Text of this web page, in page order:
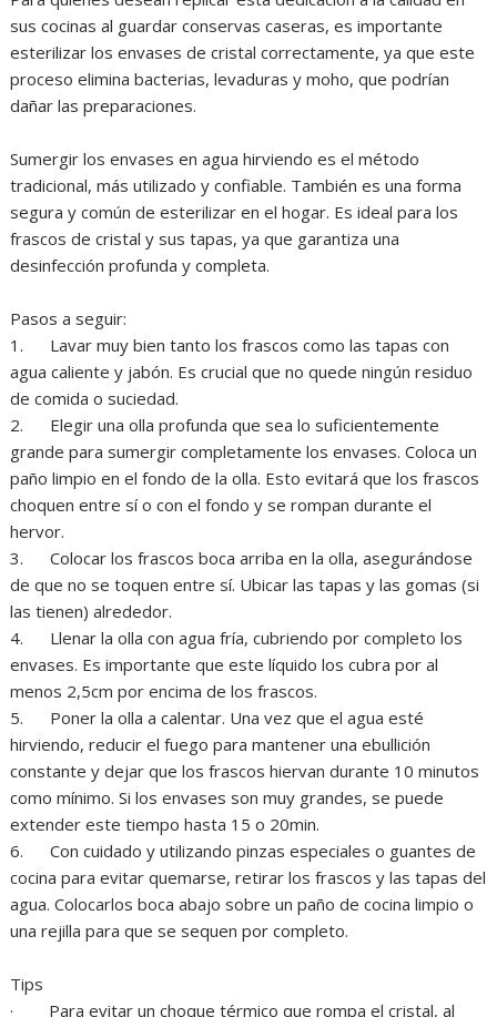
sus cocinas al guardar conservas caseras, es importante
esterilizar los envases de cristal correctamente, ya que este
proceso elimina bacterias, levaduras y moho, que podrían
dañar las preparaciones.
Sumergir los envases en agua hirviendo es el método
tradicional, más utilizado y confiable. También es una forma
segura y común de esterilizar en el hogar. Es ideal para los
frascos de cristal y sus tapas, ya que garantiza una
desinfección profunda y completa.
Pasos a seguir:
1. Lavar muy bien tanto los frascos como las tapas con
agua caliente y jabón. Es crucial que no quede ningún residuo
de comida o suciedad.
2. Elegir una olla profunda que sea lo suficientemente
grande para sumergir completamente los envases. Coloca un
paño limpio en el fondo de la olla. Esto evitará que los frascos
choquen entre sí o con el fondo y se rompan durante el
hervor.
3. Colocar los frascos boca arriba en la olla, asegurándose
de que no se toquen entre sí. Ubicar las tapas y las gomas (si
las tienen) alrededor.
4. Llenar la olla con agua fría, cubriendo por completo los
envases. Es importante que este líquido los cubra por al
menos 2,5cm por encima de los frascos.
5. Poner la olla a calentar. Una vez que el agua esté
hirviendo, reducir el fuego para mantener una ebullición
constante y dejar que los frascos hiervan durante 10 minutos
como mínimo. Si los envases son muy grandes, se puede
extender este tiempo hasta 15 o 20min.
6. Con cuidado y utilizando pinzas especiales o guantes de
cocina para evitar quemarse, retirar los frascos y las tapas del
agua. Colocarlos boca abajo sobre un paño de cocina limpio o
una rejilla para que se sequen por completo.
Tips
· Para evitar un choque térmico que rompa el cristal, al